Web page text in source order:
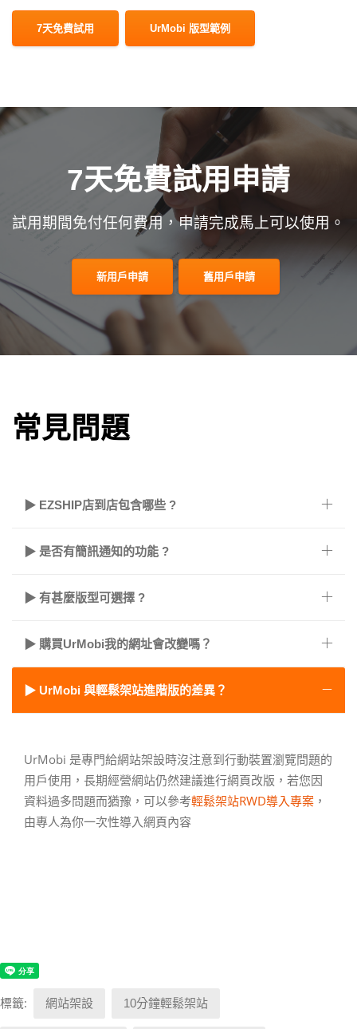
7天免費試用 UrMobi 版型範例
7天免費試用申請
試用期間免付任何費用，申請完成馬上可以使用。
新用戶申請 舊用戶申請
常見問題
▶ EZSHIP店到店包含哪些 ?
▶ 是否有簡訊通知的功能 ?
▶ 有甚麼版型可選擇 ?
▶ 購買UrMobi我的網址會改變嗎？
▶ UrMobi 與輕鬆架站進階版的差異？
UrMobi 是專門給網站架設時沒注意到行動裝置瀏覽問題的
用戶使用，長期經營網站仍然建議進行網頁改版，若您因
資料過多問題而猶豫，可以參考輕鬆架站RWD導入專案 ，
由專人為你一次性導入網頁內容
標籤: 網站架設 10分鐘輕鬆架站